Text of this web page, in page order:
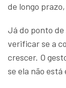
de longo
Já do ponto
verificar se a
crescer. O
se ela não